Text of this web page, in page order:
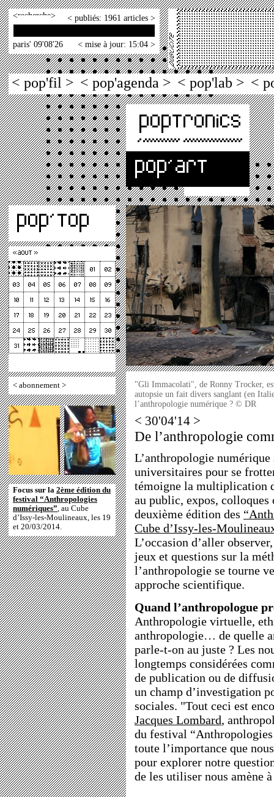
< > < publiés: 1961 articles >
paris' 09'08'26 < mise à jour: 15:04 >
< pop'fil > < pop'agenda > < pop'lab > <
< abonnement >
Focus sur la 2ème édition du
festival “Anthropologies
numériques”, au Cube
d’Issy-les-Moulineaux, les 19
et 20/03/2014.
"Gli Immacolati", de Ronny Trocker,
autopsie un fait divers sanglant (en
l’anthropologie numérique ? © DR
< 30'04'14 >
De l’anthropologie
L’anthropologie numérique
universitaires pour se
témoigne la multiplication
au public, expos,
deuxième édition des
Cube d’Issy-les-
L’occasion d’aller
jeux et questions sur la
l’anthropologie se tourne
approche scientifique.
Quand l’anthropologue
Anthropologie virtuelle,
anthropologie… de quelle
parle-t-on au juste ? Les
longtemps considérées
de publication ou de
un champ d’investigation
sociales. "Tout ceci est
Jacques Lombard,
du festival
toute l’importance que
pour explorer notre
de les utiliser nous amène